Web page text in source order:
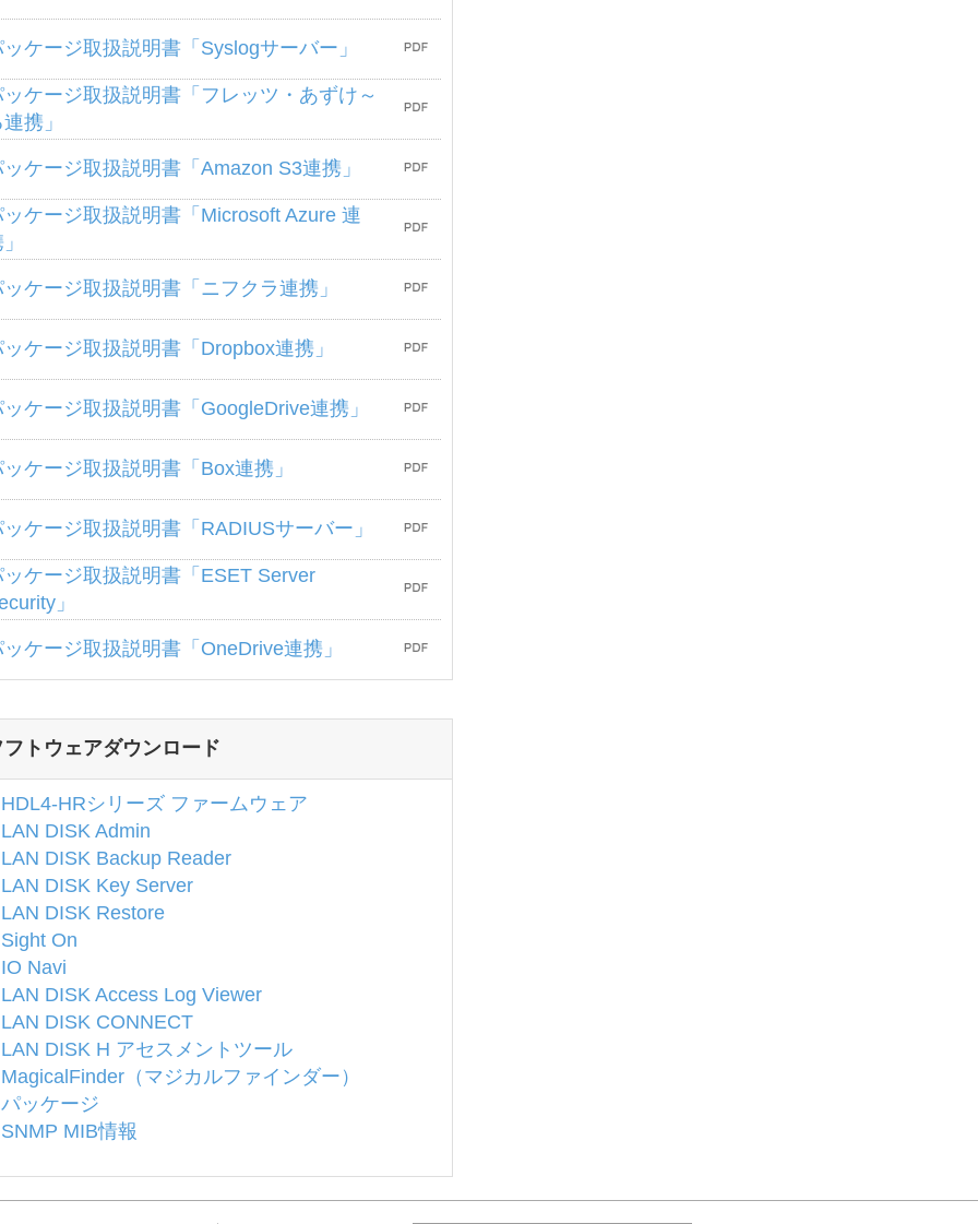
ッケージ取扱説明書「Syslogサーバー」
ッケージ取扱説明書「フレッツ・あずけ～
携」
ッケージ取扱説明書「Amazon S3連携」
ッケージ取扱説明書「Microsoft Azure 連
ッケージ取扱説明書「ニフクラ連携」
ッケージ取扱説明書「Dropbox連携」
ッケージ取扱説明書「GoogleDrive連携」
ケージ取扱説明書「Box連携」
ッケージ取扱説明書「RADIUSサーバー」
ッケージ取扱説明書「ESET Server
」
ッケージ取扱説明書「OneDrive連携」
フトウェアダウンロード
HDL4-HRシリーズ ファームウェア
LAN DISK Admin
LAN DISK Backup Reader
LAN DISK Key Server
LAN DISK Restore
Sight On
IO Navi
LAN DISK Access Log Viewer
LAN DISK CONNECT
LAN DISK H アセスメントツール
MagicalFinder（マジカルファインダー）
パッケージ
SNMP MIB情報